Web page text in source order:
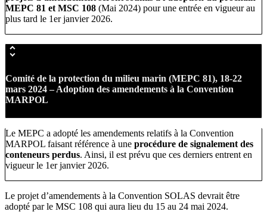
MEPC 81 et MSC 108 (Mai 2024) pour une entrée en vigueur au
plus tard le 1er janvier 2026.
Comité de la protection du milieu marin (MEPC 81), 18-22
mars 2024 – Adoption des amendements à la Convention
MARPOL
Le MEPC a adopté les amendements relatifs à la Convention
MARPOL faisant référence à une procédure de signalement des
conteneurs perdus. Ainsi, il est prévu que ces derniers entrent en
vigueur le 1er janvier 2026.
Le projet d’amendements à la Convention SOLAS devrait être
adopté par le MSC 108 qui aura lieu du 15 au 24 mai 2024.